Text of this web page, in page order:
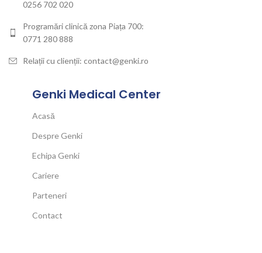
0256 702 020
Programări clinică zona Piața 700:
0771 280 888
Relații cu clienții: contact@genki.ro
Genki Medical Center
Acasă
Despre Genki
Echipa Genki
Cariere
Parteneri
Contact